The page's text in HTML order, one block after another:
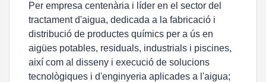
Per empresa centenària i líder en el sector del
tractament d'aigua, dedicada a la fabricació i
distribució de productes químics per a ús en
aigües potables, residuals, industrials i piscines,
així com al disseny i execució de solucions
tecnològiques i d'enginyeria aplicades a l'aigua;